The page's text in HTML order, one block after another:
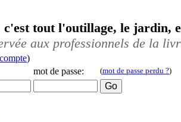
tout l'outillage, le jardin,
aux professionnels de la
)
mot de passe: (mot de passe perdu ?)